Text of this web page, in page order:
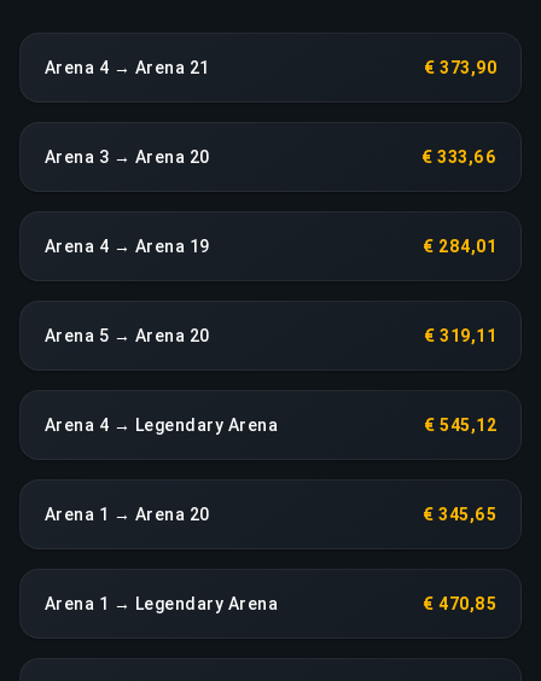
Arena 4 → Arena 21 € 373,90
Arena 3 → Arena 20 € 333,66
Arena 4 → Arena 19 € 284,01
Arena 5 → Arena 20 € 319,11
Arena 4 → Legendary Arena € 545,12
Arena 1 → Arena 20 € 345,65
Arena 1 → Legendary Arena € 470,85